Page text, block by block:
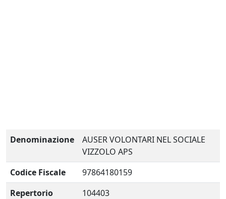
Denominazione
AUSER VOLONTARI NEL SOCIALE
VIZZOLO APS
Codice Fiscale
97864180159
Repertorio
104403